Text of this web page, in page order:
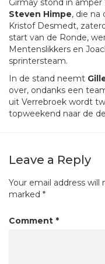
Girmay stond in
Steven Himpe, die na
Kristof Desmedt,
start van de Ronde,
Mentenslikkers en
sprintersteam.
In de stand neemt
over, ondanks een
uit Verrebroek wordt
topweekend naar de
Leave a Reply
Your email address will
marked *
Comment *